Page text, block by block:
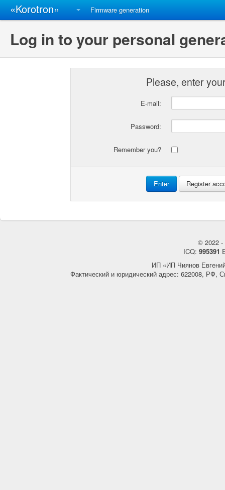
«Korotron» Firmware generation
Log in to your personal
Please, enter
E-mail:
Password:
Remember you?
Enter Register
© 2022 -
ICQ: 995391
ИП «ИП Чиянов
Фактический и юридический адрес: 622008, РФ,